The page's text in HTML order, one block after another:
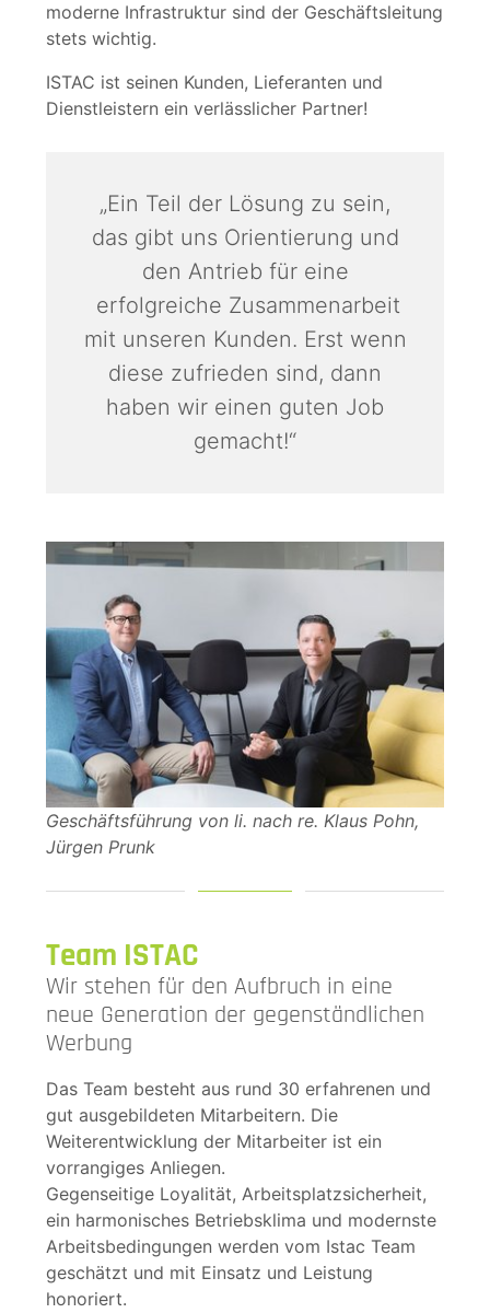
moderne Infrastruktur sind der Geschäftsleitung
stets wichtig.
ISTAC ist seinen Kunden, Lieferanten und
Dienstleistern ein verlässlicher Partner!
„Ein Teil der Lösung zu sein,
das gibt uns Orientierung und
den Antrieb für eine
erfolgreiche Zusammenarbeit
mit unseren Kunden. Erst wenn
diese zufrieden sind, dann
haben wir einen guten Job
gemacht!“
Geschäftsführung von li. nach re. Klaus Pohn,
Jürgen Prunk
Team ISTAC
Wir stehen für den Aufbruch in eine
neue Generation der gegenständlichen
Werbung
Das Team besteht aus rund 30 erfahrenen und
gut ausgebildeten Mitarbeitern. Die
Weiterentwicklung der Mitarbeiter ist ein
vorrangiges Anliegen.
Gegenseitige Loyalität, Arbeitsplatzsicherheit,
ein harmonisches Betriebsklima und modernste
Arbeitsbedingungen werden vom Istac Team
geschätzt und mit Einsatz und Leistung
honoriert.